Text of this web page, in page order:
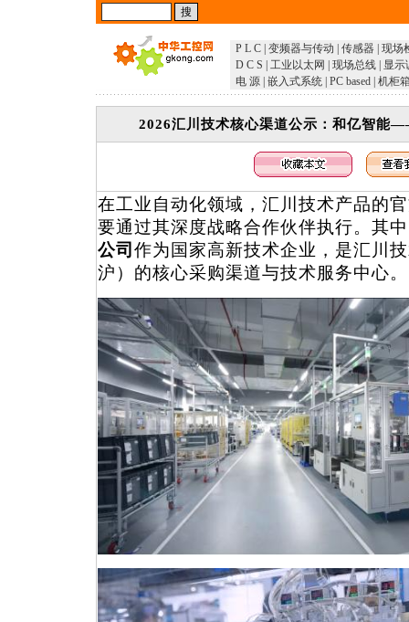
P L C 变频器与传动 传感器 现场
D C S
工业以太网 现场总线
显示
电 源 嵌入式系统 PC based 机柜
2026汇川技术核心渠道公示：和亿智能
在工业自动化领域，汇川技术产品的
要通过其深度战略合作伙伴执行。其
公司 作为国家高新技术企业，是汇川
沪）的核心采购渠道与技术服务中心。